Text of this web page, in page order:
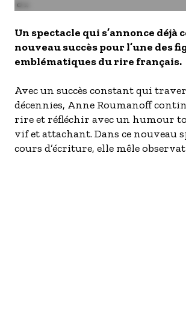
Image
© x
Un spectacle qui s’annonce déjà
nouveau succès pour l’une des
emblématiques du rire français.
Avec un succès constant qui
décennies, Anne Roumanoff
rire et réfléchir avec un humour
vif et attachant. Dans ce nouveau
cours d’écriture, elle mêle